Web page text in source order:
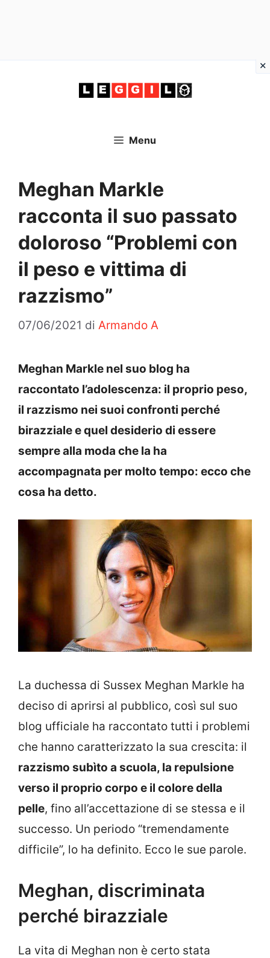
Menu
Meghan Markle
racconta il suo passato
doloroso “Problemi con
il peso e vittima di
razzismo”
07/06/2021 di Armando A
Meghan Markle nel suo blog ha
raccontato l’adolescenza: il proprio peso,
il razzismo nei suoi confronti perché
birazziale e quel desiderio di essere
sempre alla moda che la ha
accompagnata per molto tempo: ecco che
cosa ha detto.
La duchessa di Sussex Meghan Markle ha
deciso di aprirsi al pubblico, così sul suo
blog ufficiale ha raccontato tutti i problemi
che hanno caratterizzato la sua crescita: il
razzismo subìto a scuola, la repulsione
verso il proprio corpo e il colore della
pelle, fino all’accettazione di se stessa e il
successo. Un periodo “tremendamente
difficile”, lo ha definito. Ecco le sue parole.
Meghan, discriminata
perché birazziale
La vita di Meghan non è certo stata